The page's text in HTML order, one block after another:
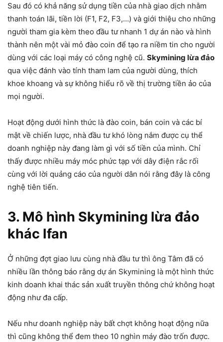
Sau đó có khả năng sử dụng tiền của nhà giao dịch nhằm
thanh toán lãi, tiền lời (F1, F2, F3,…) và giới thiệu cho những
người tham gia kèm theo đầu tư nhanh 1 dự án nào và hình
thành nên một vài mỏ đào coin để tạo ra niềm tin cho người
dùng với các loại máy có công nghệ cũ. Skymining lừa đảo
qua việc đánh vào tính tham lam của người dùng, thích
khoe khoang và sự không hiểu rõ về thị trường tiền ảo của
mọi người.
Hoạt động dưới hình thức là đào coin, bán coin và các bí
mật về chiến lược, nhà đầu tư khó lòng nắm được cụ thể
doanh nghiệp này đang làm gì với số tiền của mình. Chỉ
thấy được nhiều máy móc phức tạp với dây điện rắc rối
cùng với lời quảng cáo của người dân nói rằng đây là công
nghệ tiên tiến.
3. Mô hình Skymining lừa đảo
khác Ifan
Ở những đợt giao lưu cùng nhà đầu tư thì ông Tâm đã có
nhiều lần thông báo rằng dự án Skymining là một hình thức
kinh doanh khai thác sản xuất truyền thông chứ không hoạt
động như đa cấp.
Nếu như doanh nghiệp này bất chợt không hoạt động nữa
thì cũng không thể đem theo 10 nghìn máy đào trốn được.